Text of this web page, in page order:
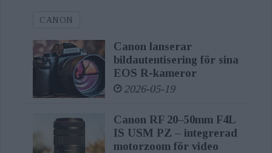
CANON
Canon lanserar
bildautentisering för sina
EOS R-kameror
2026-05-19
Canon RF 20–50mm F4L
IS USM PZ – integrerad
motorzoom för video